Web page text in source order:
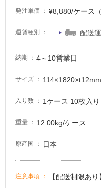
発注単価 ¥8,880/ケース（
運賃種別 配送
納期 4～10営業日
サイズ 114×1820×t12mm
入り数 1ケース 10枚入
重量 12.00kg/ケース
原産国 日本
注意事項 【配送制限あ
室
駐
場
非
に
し
い
適